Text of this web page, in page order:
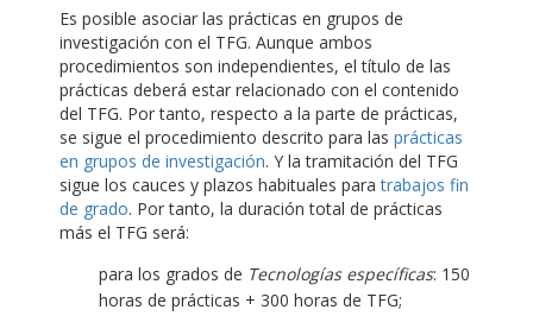
Es posible asociar las prácticas en grupos de
investigación con el TFG. Aunque ambos
procedimientos son independientes, el título de las
prácticas deberá estar relacionado con el contenido
del TFG. Por tanto, respecto a la parte de prácticas,
se sigue el procedimiento descrito para las prácticas
en grupos de investigación. Y la tramitación del TFG
sigue los cauces y plazos habituales paratrabajos fin
de grado. Por tanto, la duración total de prácticas
más el TFG será:
para los grados de Tecnologías específicas: 150
horas de prácticas + 300 horas de TFG;